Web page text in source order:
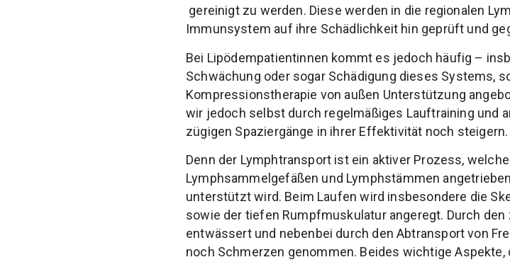
gereinigt zu werden. Diese werden in die regionalen
Immunsystem auf ihre Schädlichkeit hin geprüft und
Bei Lipödempatientinnen kommt es jedoch häufig –
Schwächung oder sogar Schädigung dieses Systems,
Kompressionstherapie von außen Unterstützung
wir jedoch selbst durch regelmäßiges Lauftraining und
zügigen Spaziergänge in ihrer Effektivität noch steigern.
Denn der Lymphtransport ist ein aktiver Prozess,
Lymphsammelgefäßen und Lymphstämmen
unterstützt wird. Beim Laufen wird insbesondere die
sowie der tiefen Rumpfmuskulatur angeregt. Durch
entwässert und nebenbei durch den Abtransport von
noch Schmerzen genommen. Beides wichtige